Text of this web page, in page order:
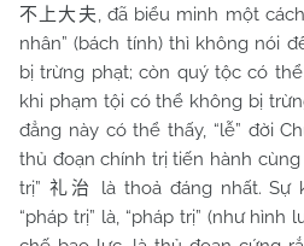
不上大夫, đã biểu minh một
nhân” (bách tính) thì không nói
bị trừng phạt; còn quý tộc có
khi phạm tội có thể không bị
đẳng này có thể thấy, “lễ” đời
thủ đoạn chính trị tiến hành
trị” 礼治
là thoả đáng nhất. Sự
“pháp trị” là, “pháp trị” (như